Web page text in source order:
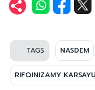
TAGS NASDEM
RIFQINIZAMY